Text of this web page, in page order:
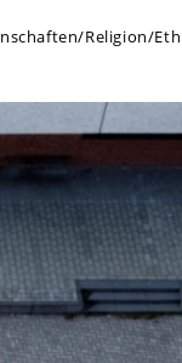
/Religion/